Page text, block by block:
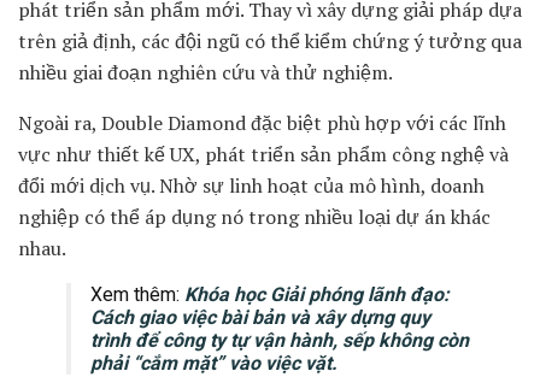
phát triển sản phẩm mới. Thay vì xây dựng giải pháp dựa
trên giả định, các đội ngũ có thể kiểm chứng ý tưởng qua
nhiều giai đoạn nghiên cứu và thử nghiệm.
Ngoài ra, Double Diamond đặc biệt phù hợp với các lĩnh
vực như thiết kế UX, phát triển sản phẩm công nghệ và
đổi mới dịch vụ. Nhờ sự linh hoạt của mô hình, doanh
nghiệp có thể áp dụng nó trong nhiều loại dự án khác
nhau.
Xem thêm: Khóa học Giải phóng lãnh đạo:
Cách giao việc bài bản và xây dựng quy
trình để công ty tự vận hành, sếp không còn
phải “cắm mặt” vào việc vặt.